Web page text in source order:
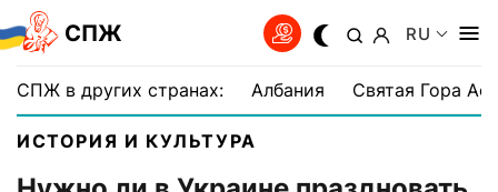
СПЖ RU
СПЖ в других странах: Албания Святая Гора
ИСТОРИЯ И КУЛЬТУРА